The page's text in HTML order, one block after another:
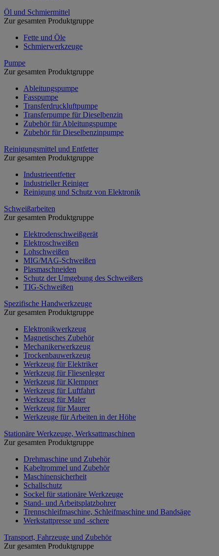
Öl und Schmiermittel
Zur gesamten Produktgruppe
Fette und Öle
Schmierwerkzeuge
Pumpe
Zur gesamten Produktgruppe
Ableitungspumpe
Fasspumpe
Transferdruckluftpumpe
Transferpumpe für Dieselbenzin
Zubehör für Ableitungspumpe
Zubehör für Dieselbenzinpumpe
Reinigungsmittel und Entfetter
Zur gesamten Produktgruppe
Industrieentfetter
Industrieller Reiniger
Reinigung und Schutz von Elektronik
Schweißarbeiten
Zur gesamten Produktgruppe
Elektrodenschweißgerät
Elektroschweißen
Lohschweißen
MIG/MAG-Schweißen
Plasmaschneiden
Schutz der Umgebung des Schweißers
TIG-Schweißen
Spezifische Handwerkzeuge
Zur gesamten Produktgruppe
Elektronikwerkzeug
Magnetisches Zubehör
Mechanikerwerkzeug
Trockenbauwerkzeug
Werkzeug für Elektriker
Werkzeug für Fliesenleger
Werkzeug für Klempner
Werkzeug für Luftfahrt
Werkzeug für Maler
Werkzeug für Maurer
Werkzeuge für Arbeiten in der Höhe
Stationäre Werkzeuge, Werksattmaschinen
Zur gesamten Produktgruppe
Drehmaschine und Zubehör
Kabeltrommel und Zubehör
Maschinensicherheit
Schallschutz
Sockel für stationäre Werkzeuge
Stand- und Arbeitsplatzbohrer
Trennschleifmaschine, Schleifmaschine und Bandsäge
Werkstattpresse und -schere
Transport, Fahrzeuge und Zubehör
Zur gesamten Produktgruppe